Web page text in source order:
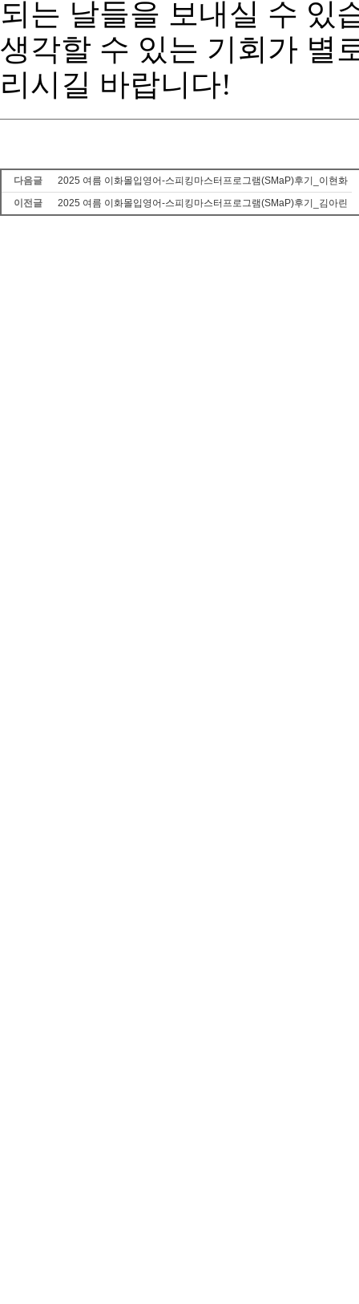
되는 날들을 보내실 수 있
생각할 수 있는 기회가 별
리시길 바랍니다!
다음글
2025 여름 이화몰입영어-스피킹마스터프로그램(SMaP)후기_이현화
이전글
2025 여름 이화몰입영어-스피킹마스터프로그램(SMaP)후기_김아린